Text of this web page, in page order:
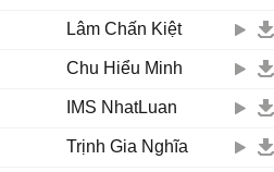
Lâm Chấn Kiệt
Chu Hiểu Minh
IMS NhatLuan
Trịnh Gia Nghĩa